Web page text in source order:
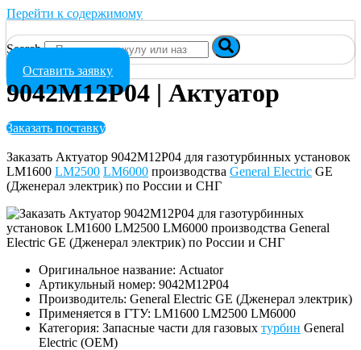
Перейти к содержимому
Search
Оставить заявку
9042M12P04 | Актуатор
Заказать поставку
Заказать Актуатор 9042M12P04 для газотурбинных установок
LM1600 LM2500 LM6000 производства General Electric GE
(Дженерал электрик) по России и СНГ
Оригинальное название: Actuator
Артикульный номер: 9042M12P04
Производитель: General Electric GE (Дженерал электрик)
Применяется в ГТУ: LM1600 LM2500 LM6000
Категория: Запасные части для газовых турбин General
Electric (OEM)